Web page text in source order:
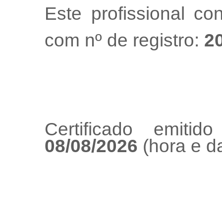
Este profissional
com nº de registro:
Certificado
08/08/2026 (hora e